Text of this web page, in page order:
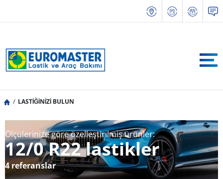
LASTİĞİNİZİ BULUN
Ölçülerinize göre özelleştirilmiş ürünler:
12/0 R22 lastikler
4 referanslar